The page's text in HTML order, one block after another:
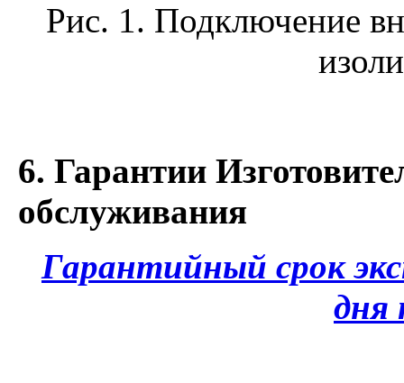
Рис. 1. Подключение
6. Гарантии
обслуживания
Гарантийный срок
дня